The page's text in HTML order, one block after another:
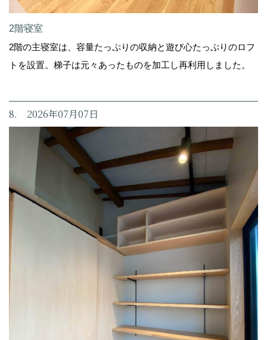
2階寝室
2階の主寝室は、容量たっぷりの収納と遊び心たっぷりのロフ
トを設置。梯子は元々あったものを加工し再利用しました。
8. 2026年07月07日